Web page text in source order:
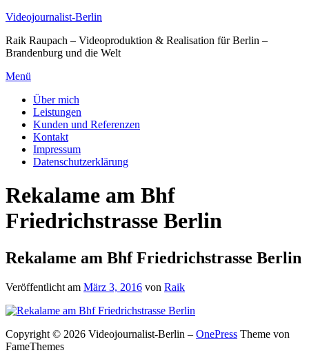
Zum
springen
Videojournalist-Berlin
Raik Raupach – Videoproduktion & Realisation für Berlin –
Brandenburg und die Welt
Menü
Über mich
Leistungen
Kunden und Referenzen
Kontakt
Impressum
Datenschutzerklärung
Rekalame am Bhf
Friedrichstrasse Berlin
Rekalame am Bhf Friedrichstrasse Berlin
Veröffentlicht am März 3, 2016 von Raik
Copyright © 2026 Videojournalist-Berlin – OnePress Theme von
FameThemes